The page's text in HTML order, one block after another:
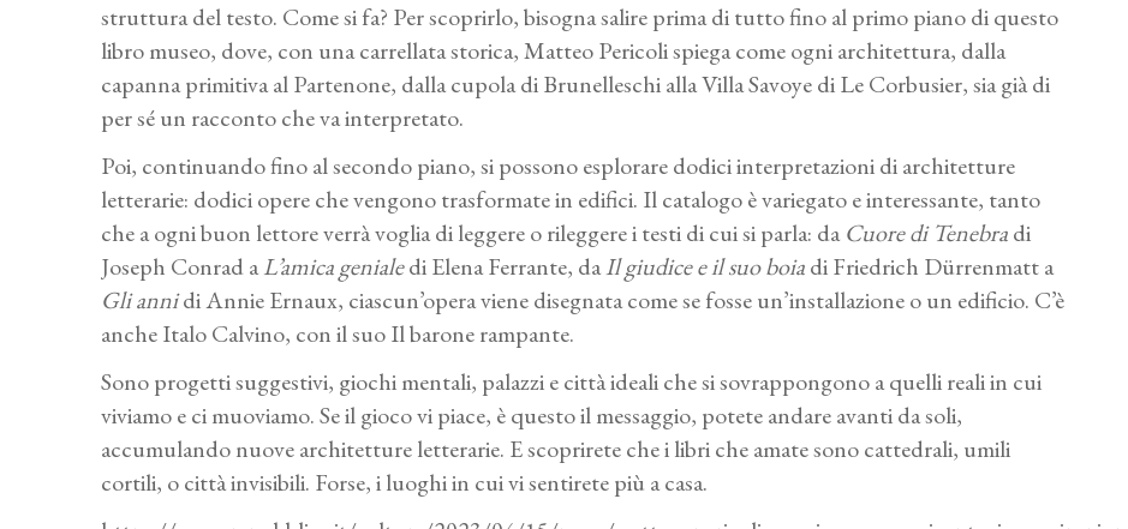
struttura del testo. Come si fa? Per scoprirlo, bisogna salire prima di tutto fino al primo piano di questo
libro museo, dove, con una carrellata storica, Matteo Pericoli spiega come ogni architettura, dalla
capanna primitiva al Partenone, dalla cupola di Brunelleschi alla Villa Savoye di Le Corbusier, sia già di
per sé un racconto che va interpretato.
Poi, continuando fino al secondo piano, si possono esplorare dodici interpretazioni di architetture
letterarie: dodici opere che vengono trasformate in edifici. Il catalogo è variegato e interessante, tanto
che a ogni buon lettore verrà voglia di leggere o rileggere i testi di cui si parla: da Cuore di Tenebradi
Joseph Conrad aL’amica genialedi Elena Ferrante, daIl giudice e il suo boiadi Friedrich Dürrenmatt a
Gli annidi Annie Ernaux, ciascun’opera viene disegnata come se fosse un’installazione o un edificio. C’è
anche Italo Calvino, con il suo Il barone rampante.
Sono progetti suggestivi, giochi mentali, palazzi e città ideali che si sovrappongono a quelli reali in cui
viviamo e ci muoviamo. Se il gioco vi piace, è questo il messaggio, potete andare avanti da soli,
accumulando nuove architetture letterarie. E scoprirete che i libri che amate sono cattedrali, umili
cortili, o città invisibili. Forse, i luoghi in cui vi sentirete più a casa.